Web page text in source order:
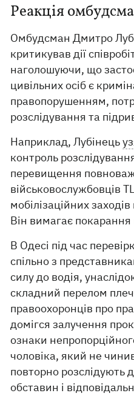
Реакція
Омбудсман Дмитро
критикував дії
наголошуючи, що
цивільних осіб є
правопорушенням,
розслідування та
Наприклад, Лубінець
контроль
перевищення
військовослужбовців
мобілізаційних
Він вимагає
В Одесі під час
спільно з
силу до водія,
складний перелом
правоохоронців про
домігся залучення
ознаки
чоловіка, який не
повторно розслідують
обставин і